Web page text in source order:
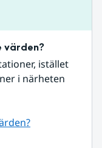
värden?
istället
i närheten